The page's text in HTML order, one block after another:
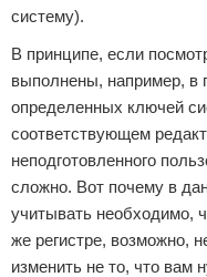
систему).
В принципе, если
выполнены, например, в
определенных ключей
соответствующем
неподготовленного
сложно. Вот почему в
учитывать необходимо,
же регистре, возможно,
изменить не то, что вам